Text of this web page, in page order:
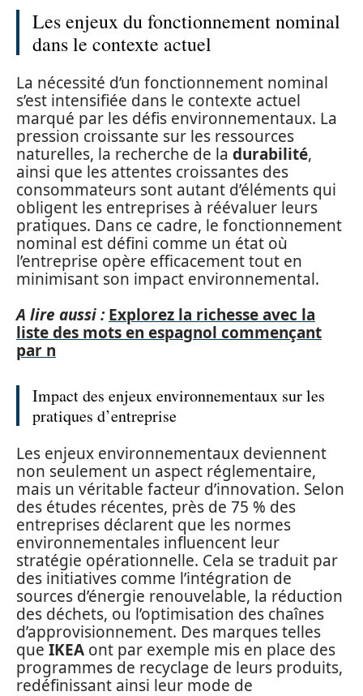
Les enjeux du fonctionnement nominal
dans le contexte actuel
La nécessité d’un fonctionnement nominal
s’est intensifiée dans le contexte actuel
marqué par les défis environnementaux. La
pression croissante sur les ressources
naturelles, la recherche de la durabilité,
ainsi que les attentes croissantes des
consommateurs sont autant d’éléments qui
obligent les entreprises à réévaluer leurs
pratiques. Dans ce cadre, le fonctionnement
nominal est défini comme un état où
l’entreprise opère efficacement tout en
minimisant son impact environnemental.
A lire aussi : Explorez la richesse avec la
liste des mots en espagnol commençant
par n
Impact des enjeux environnementaux sur les
pratiques d’entreprise
Les enjeux environnementaux deviennent
non seulement un aspect réglementaire,
mais un véritable facteur d’innovation. Selon
des études récentes, près de 75 % des
entreprises déclarent que les normes
environnementales influencent leur
stratégie opérationnelle. Cela se traduit par
des initiatives comme l’intégration de
sources d’énergie renouvelable, la réduction
des déchets, ou l’optimisation des chaînes
d’approvisionnement. Des marques telles
que IKEA ont par exemple mis en place des
programmes de recyclage de leurs produits,
redéfinissant ainsi leur mode de